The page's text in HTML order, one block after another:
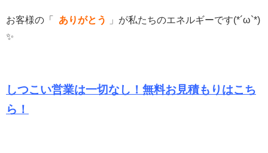
お客様の「 ありがとう 」 が私たちのエネルギーです(*´ω`*)
✨
しつこい営業は一切なし！無料お見積もりはこち
ら！